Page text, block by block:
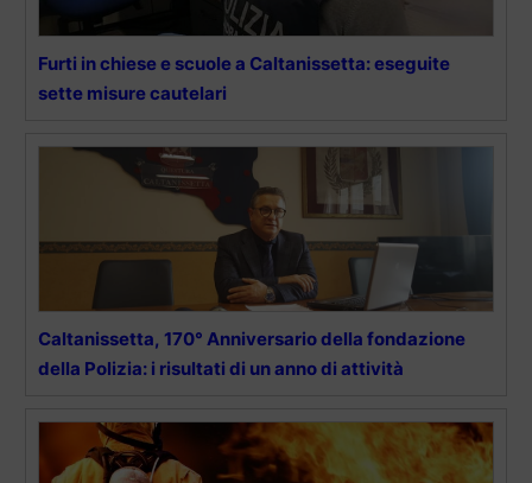
Furti in chiese e scuole a Caltanissetta: eseguite
sette misure cautelari
Caltanissetta, 170° Anniversario della fondazione
della Polizia: i risultati di un anno di attività